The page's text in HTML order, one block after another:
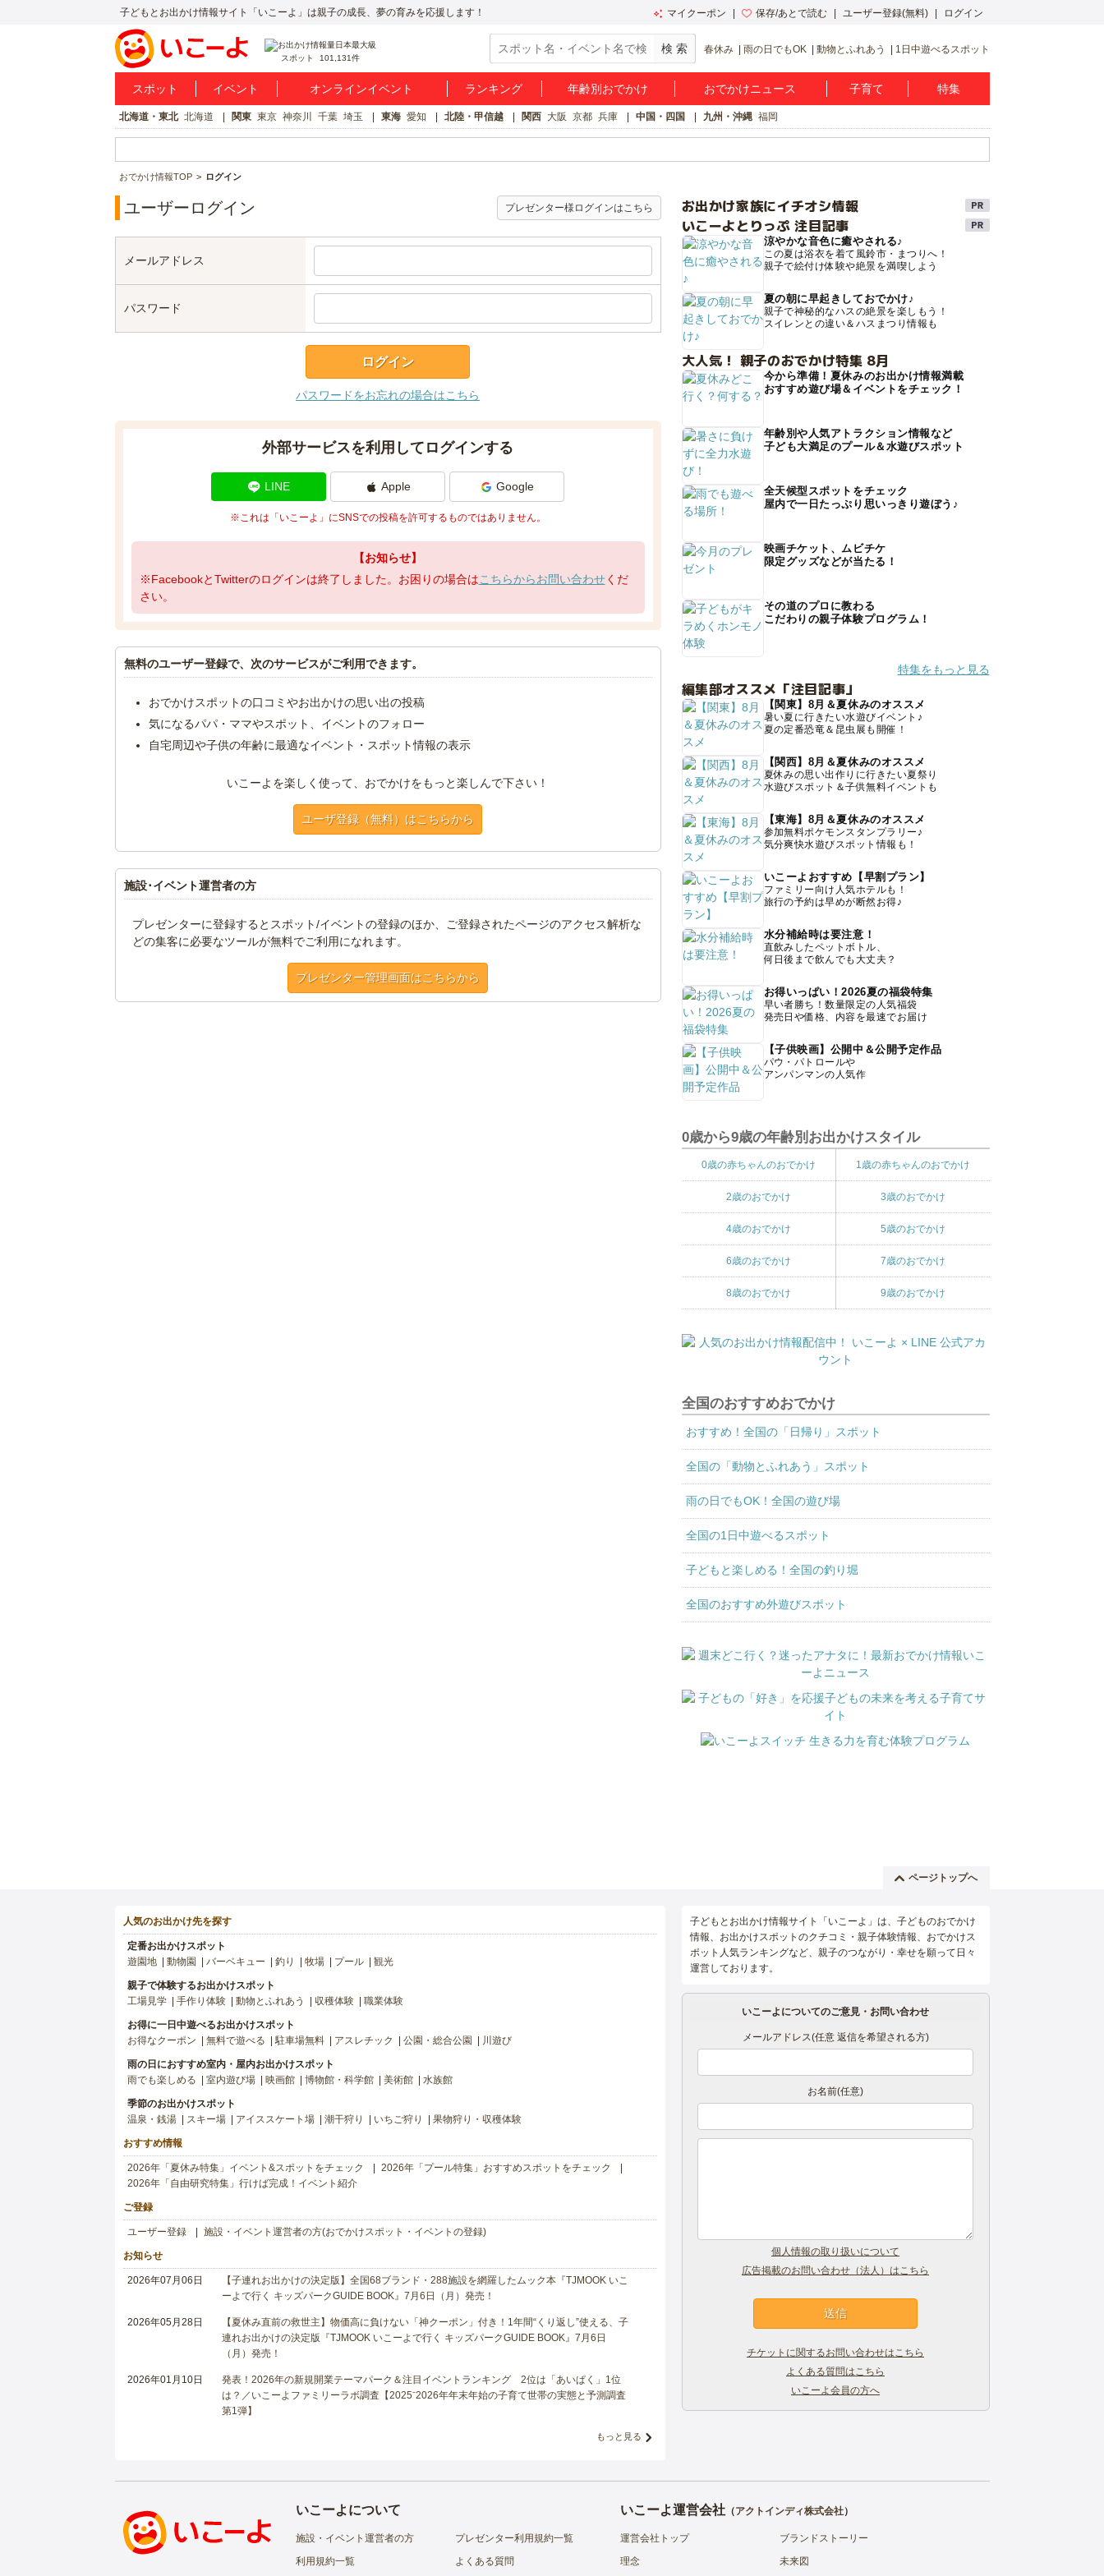
子どもとお出かけ情報サイト「いこーよ」は親子の成長、夢の育みを応援します！ マイクーポン 保存/あとで読む ユーザー登録(無料) ログイン
スポット 101,131件
春休み 雨の日でもOK 動物とふれあう 1日中遊べるスポット
スポット イベント オンラインイベント ランキング 年齢別おでかけ おでかけニュース 子育て 特集
北海道・東北 北海道 関東 東京 神奈川 千葉 埼玉 東海 愛知 北陸・甲信越 関西 大阪 京都 兵庫 中国・四国 九州・沖縄 福岡
おでかけ情報TOP ログイン
ユーザーログイン プレゼンター様ログインはこちら
メールアドレス
パスワード
パスワードをお忘れの場合はこちら
外部サービスを利用してログインする
LINE Apple Google
※これは「いこーよ」にSNSでの投稿を許可するものではありません。
【お知らせ】
※FacebookとTwitterのログインは終了しました。お困りの場合はこちらからお問い合わせくだ
さい。
無料のユーザー登録で、次のサービスがご利用できます。
おでかけスポットの口コミやお出かけの思い出の投稿
気になるパパ・ママやスポット、イベントのフォロー
自宅周辺や子供の年齢に最適なイベント・スポット情報の表示
いこーよを楽しく使って、おでかけをもっと楽しんで下さい！
ユーザ登録（無料）はこちらから
施設･イベント運営者の方
プレゼンターに登録するとスポット/イベントの登録のほか、ご登録されたページのアクセス解析な
どの集客に必要なツールが無料でご利用になれます。
プレゼンター管理画面はこちらから
お出かけ家族にイチオシ情報
いこーよとりっぷ 注目記事
涼やかな音色に癒やされる♪
この夏は浴衣を着て風鈴市・まつりへ！
親子で絵付け体験や絶景を満喫しよう
夏の朝に早起きしておでかけ♪
親子で神秘的なハスの絶景を楽しもう！
スイレンとの違い＆ハスまつり情報も
大人気！ 親子のおでかけ特集 8月
今から準備！夏休みのお出かけ情報満載
おすすめ遊び場＆イベントをチェック！
年齢別や人気アトラクション情報など
子ども大満足のプール＆水遊びスポット
全天候型スポットをチェック
屋内で一日たっぷり思いっきり遊ぼう♪
映画チケット、ムビチケ
限定グッズなどが当たる！
その道のプロに教わる
こだわりの親子体験プログラム！
特集をもっと見る
編集部オススメ「注目記事」
【関東】8月＆夏休みのオススメ
暑い夏に行きたい水遊びイベント♪
夏の定番恐竜＆昆虫展も開催！
【関西】8月＆夏休みのオススメ
夏休みの思い出作りに行きたい夏祭り
水遊びスポット＆子供無料イベントも
【東海】8月＆夏休みのオススメ
参加無料ポケモンスタンプラリー♪
気分爽快水遊びスポット情報も！
いこーよおすすめ【早割プラン】
ファミリー向け人気ホテルも！
旅行の予約は早めが断然お得♪
水分補給時は要注意！
直飲みしたペットボトル、
何日後まで飲んでも大丈夫？
お得いっぱい！2026夏の福袋特集
早い者勝ち！数量限定の人気福袋
発売日や価格、内容を最速でお届け
【子供映画】公開中＆公開予定作品
パウ・パトロールや
アンパンマンの人気作
0歳から9歳の年齢別お出かけスタイル
0歳の赤ちゃんのおでかけ 1歳の赤ちゃんのおでかけ
2歳のおでかけ 3歳のおでかけ
4歳のおでかけ 5歳のおでかけ
6歳のおでかけ 7歳のおでかけ
8歳のおでかけ 9歳のおでかけ
全国のおすすめおでかけ
おすすめ！全国の「日帰り」スポット
全国の「動物とふれあう」スポット
雨の日でもOK！全国の遊び場
全国の1日中遊べるスポット
子どもと楽しめる！全国の釣り堀
全国のおすすめ外遊びスポット
ページトップへ
人気のお出かけ先を探す
定番お出かけスポット
遊園地
動物園 バーベキュー 釣り 牧場 プール 観光
親子で体験するお出かけスポット
工場見学
手作り体験 動物とふれあう 収穫体験 職業体験
お得に一日中遊べるお出かけスポット
お得なクーポン
無料で遊べる 駐車場無料 アスレチック 公園・総合公園 川遊び
雨の日におすすめ室内・屋内お出かけスポット
雨でも楽しめる
室内遊び場 映画館 博物館・科学館 美術館 水族館
季節のお出かけスポット
温泉・銭湯
スキー場 アイススケート場 潮干狩り いちご狩り 果物狩り・収穫体験
おすすめ情報
2026年「夏休み特集」イベント&スポットをチェック
2026年「プール特集」おすすめスポットをチェック
2026年「自由研究特集」行けば完成！イベント紹介
ご登録
ユーザー登録 施設・イベント運営者の方(おでかけスポット・イベントの登録)
お知らせ
2026年07月06日
【子連れお出かけの決定版】全国68ブランド・288施設を網羅したムック本『TJMOOK いこ
ーよで行く キッズパークGUIDE BOOK』7月6日（月）発売！
2026年05月28日
【夏休み直前の救世主】物価高に負けない「神クーポン」付き！1年間“くり返し”使える、子
連れお出かけの決定版『TJMOOK いこーよで行く キッズパークGUIDE BOOK』7月6日
（月）発売！
2026年01月10日
発表！2026年の新規開業テーマパーク＆注目イベントランキング 2位は「あいぱく」1位
は？／いこーよファミリーラボ調査【2025⁻2026年年末年始の子育て世帯の実態と予測調査
第1弾】
もっと見る
子どもとお出かけ情報サイト「いこーよ」は、子どものおでかけ
情報、お出かけスポットのクチコミ・親子体験情報、おでかけス
ポット人気ランキングなど、親子のつながり・幸せを願って日々
運営しております。
いこーよについてのご意見・お問い合わせ
メールアドレス(任意 返信を希望される方)
お名前(任意)
個人情報の取り扱いについて
広告掲載のお問い合わせ（法人）はこちら
チケットに関するお問い合わせはこちら
よくある質問はこちら
いこーよ会員の方へ
いこーよについて
施設・イベント運営者の方
プレゼンター利用規約一覧
利用規約一覧
よくある質問
いこーよ運営会社（アクトインディ株式会社）
運営会社トップ
ブランドストーリー
理念
未来図